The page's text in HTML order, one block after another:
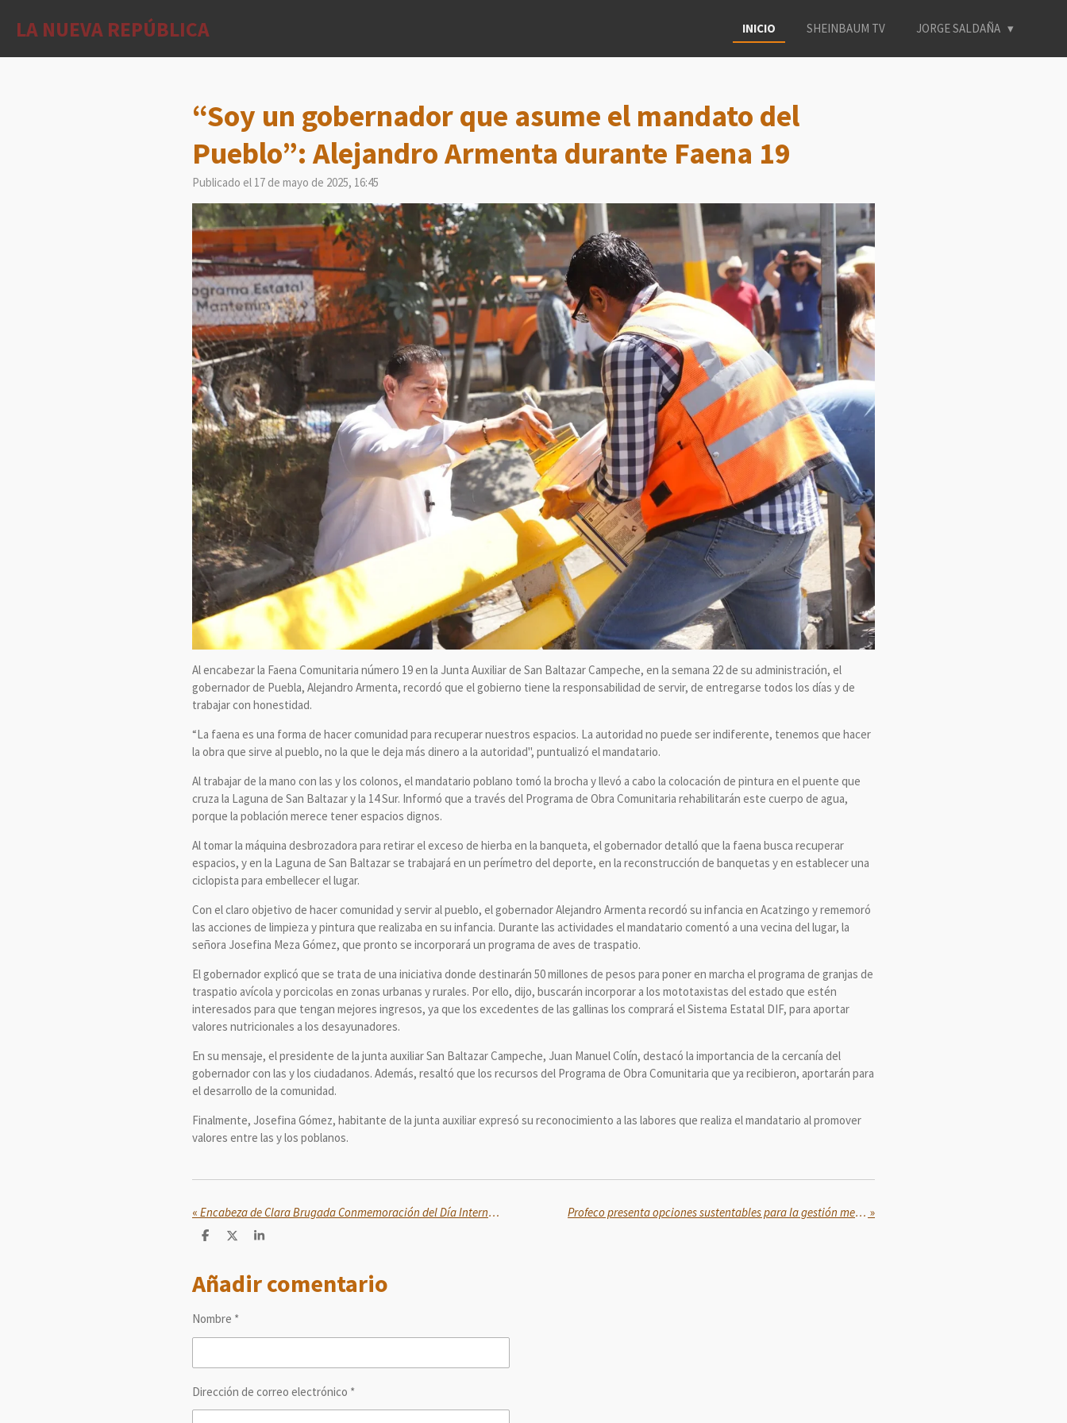
LA NUEVA REPÚBLICA INICIO SHEINBAUM TV JORGE SALDAÑA
“Soy un gobernador que asume el mandato del
Pueblo”: Alejandro Armenta durante Faena 19
Publicado el 17 de mayo de 2025, 16:45
Al encabezar la Faena Comunitaria número 19 en la Junta Auxiliar de San Baltazar Campeche, en la semana 22 de su administración, el
gobernador de Puebla, Alejandro Armenta, recordó que el gobierno tiene la responsabilidad de servir, de entregarse todos los días y de
trabajar con honestidad.
“La faena es una forma de hacer comunidad para recuperar nuestros espacios. La autoridad no puede ser indiferente, tenemos que hacer
la obra que sirve al pueblo, no la que le deja más dinero a la autoridad", puntualizó el mandatario.
Al trabajar de la mano con las y los colonos, el mandatario poblano tomó la brocha y llevó a cabo la colocación de pintura en el puente que
cruza la Laguna de San Baltazar y la 14 Sur. Informó que a través del Programa de Obra Comunitaria rehabilitarán este cuerpo de agua,
porque la población merece tener espacios dignos.
Al tomar la máquina desbrozadora para retirar el exceso de hierba en la banqueta, el gobernador detalló que la faena busca recuperar
espacios, y en la Laguna de San Baltazar se trabajará en un perímetro del deporte, en la reconstrucción de banquetas y en establecer una
ciclopista para embellecer el lugar.
Con el claro objetivo de hacer comunidad y servir al pueblo, el gobernador Alejandro Armenta recordó su infancia en Acatzingo y rememoró
las acciones de limpieza y pintura que realizaba en su infancia. Durante las actividades el mandatario comentó a una vecina del lugar, la
señora Josefina Meza Gómez, que pronto se incorporará un programa de aves de traspatio.
El gobernador explicó que se trata de una iniciativa donde destinarán 50 millones de pesos para poner en marcha el programa de granjas de
traspatio avícola y porcicolas en zonas urbanas y rurales. Por ello, dijo, buscarán incorporar a los mototaxistas del estado que estén
interesados para que tengan mejores ingresos, ya que los excedentes de las gallinas los comprará el Sistema Estatal DIF, para aportar
valores nutricionales a los desayunadores.
En su mensaje, el presidente de la junta auxiliar San Baltazar Campeche, Juan Manuel Colín, destacó la importancia de la cercanía del
gobernador con las y los ciudadanos. Además, resaltó que los recursos del Programa de Obra Comunitaria que ya recibieron, aportarán para
el desarrollo de la comunidad.
Finalmente, Josefina Gómez, habitante de la junta auxiliar expresó su reconocimiento a las labores que realiza el mandatario al promover
valores entre las y los poblanos.
« Encabeza de Clara Brugada Conmemoración del Día Internacional contra la LGBTfobia Profeco presenta opciones sustentables para la gestión menstrual »
C
p
a
i
r
C
a
r
C
a
r
Añadir comentario
Nombre *
Dirección de correo electrónico *